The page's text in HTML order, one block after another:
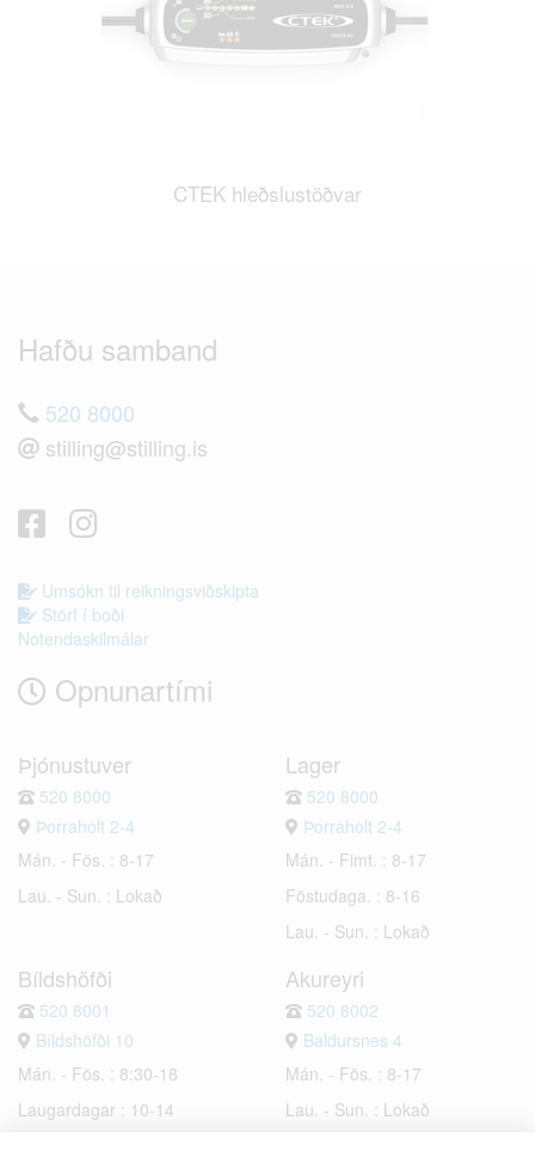
CTEK hleðslustöðvar
Hafðu samband
520 8000
stilling@stilling.is
Umsókn til reikningsviðskipta
Störf í boði
Notendaskilmálar
Opnunartími
Þjónustuver
520 8000
Þorraholt 2-4
Mán. - Fös. : 8-17
Lau. - Sun. : Lokað
Lager
520 8000
Þorraholt 2-4
Mán. - Fimt. : 8-17
Föstudaga. : 8-16
Lau. - Sun. : Lokað
Bíldshöfði
520 8001
Bíldshöfði 10
Mán. - Fös. : 8:30-18
Laugardagar : 10-14
Akureyri
520 8002
Baldursnes 4
Mán. - Fös. : 8-17
Lau. - Sun. : Lokað